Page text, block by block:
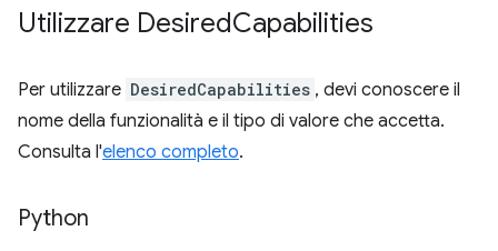
Utilizzare DesiredCapabilities
Per utilizzare DesiredCapabilities , devi conoscere il
nome della funzionalità e il tipo di valore che accetta.
Consulta l'elenco completo.
Python